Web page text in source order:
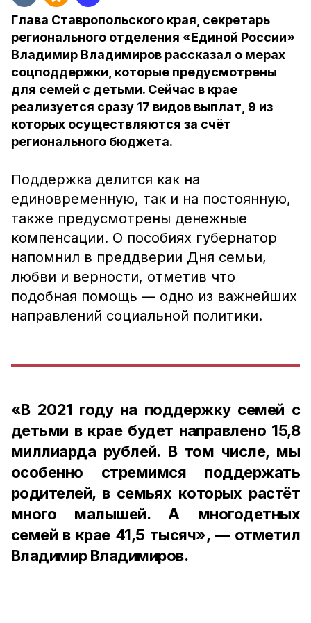
Глава Ставропольского края, секретарь
регионального отделения «Единой России»
Владимир Владимиров рассказал о мерах
соцподдержки, которые предусмотрены
для семей с детьми. Сейчас в крае
реализуется сразу 17 видов выплат, 9 из
которых осуществляются за счёт
регионального бюджета.
Поддержка делится как на
единовременную, так и на постоянную,
также предусмотрены денежные
компенсации. О пособиях губернатор
напомнил в преддверии Дня семьи,
любви и верности, отметив что
подобная помощь — одно из важнейших
направлений социальной политики.
«В 2021 году на поддержку семей с
детьми в крае будет направлено 15,8
миллиарда рублей. В том числе, мы
особенно стремимся поддержать
родителей, в семьях которых растёт
много малышей. А многодетных
семей в крае 41,5 тысяч», — отметил
Владимир Владимиров.